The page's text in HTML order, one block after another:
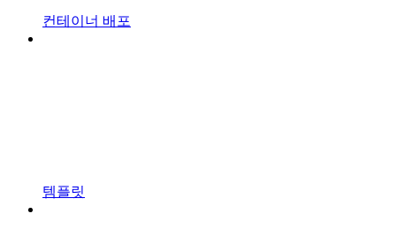
컨테이너 배포
템플릿